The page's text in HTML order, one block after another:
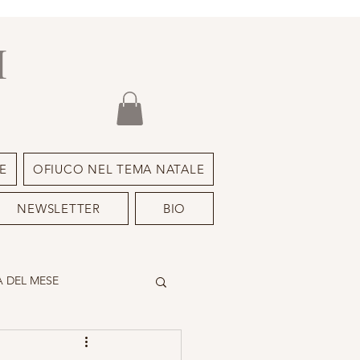
OFIUCO NEL TEMA NATALE
NEWSLETTER BIO
DEL MESE
DEIMON ISPIRATORE